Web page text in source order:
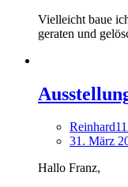
Vielleicht baue
geraten und
31. März
Hallo Franz,